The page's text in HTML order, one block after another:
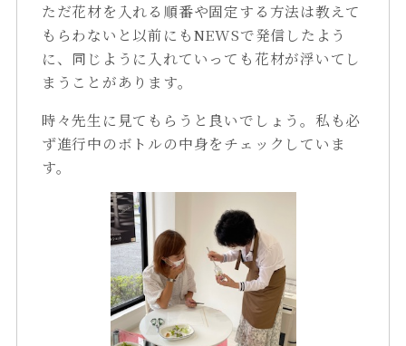
ただ花材を入れる順番や固定する方法は教えて
もらわないと以前にもNEWSで発信したよう
に、同じように入れていっても花材が浮いてし
まうことがあります。
時々先生に見てもらうと良いでしょう。私も必
ず進行中のボトルの中身をチェックしていま
す。